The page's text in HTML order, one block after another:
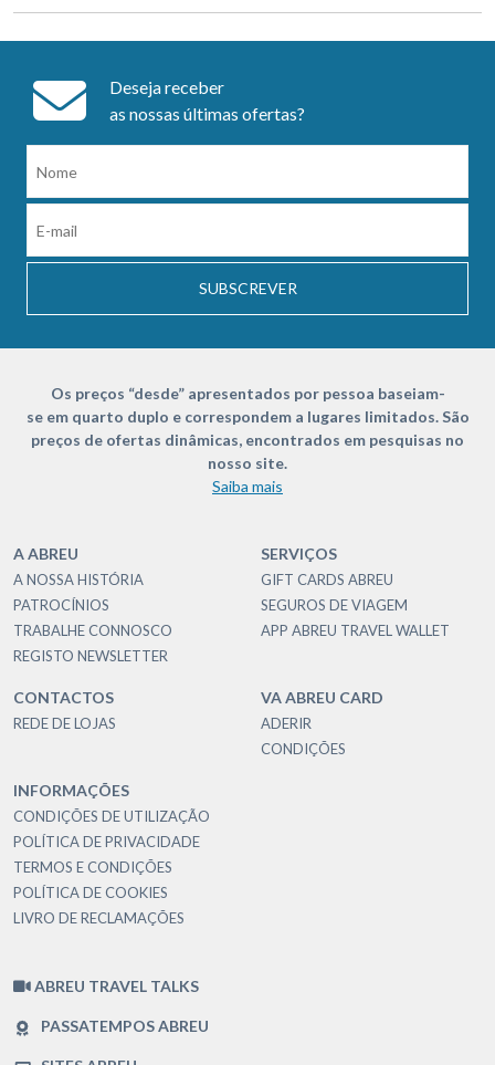
Deseja receber
as nossas últimas ofertas?
SUBSCREVER
Os preços “desde” apresentados por pessoa baseiam-
se em quarto duplo e correspondem a lugares limitados. São
preços de ofertas dinâmicas, encontrados em pesquisas no
nosso site.
Saiba mais
A ABREU
A NOSSA HISTÓRIA
PATROCÍNIOS
TRABALHE CONNOSCO
REGISTO NEWSLETTER
SERVIÇOS
GIFT CARDS ABREU
SEGUROS DE VIAGEM
APP ABREU TRAVEL WALLET
CONTACTOS
REDE DE LOJAS
VA ABREU CARD
ADERIR
CONDIÇÕES
INFORMAÇÕES
CONDIÇÕES DE UTILIZAÇÃO
POLÍTICA DE PRIVACIDADE
TERMOS E CONDIÇÕES
POLÍTICA DE COOKIES
LIVRO DE RECLAMAÇÕES
ABREU TRAVEL TALKS
PASSATEMPOS ABREU